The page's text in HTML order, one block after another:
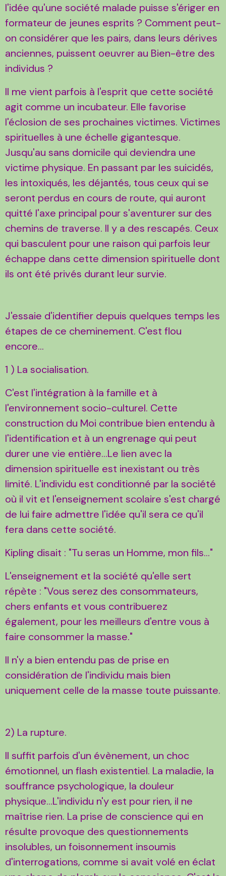
l'idée qu'une société malade puisse s'ériger en
formateur de jeunes esprits ? Comment peut-
on considérer que les pairs, dans leurs dérives
anciennes, puissent oeuvrer au Bien-être des
individus ?
Il me vient parfois à l'esprit que cette société
agit comme un incubateur. Elle favorise
l'éclosion de ses prochaines victimes. Victimes
spirituelles à une échelle gigantesque.
Jusqu'au sans domicile qui deviendra une
victime physique. En passant par les suicidés,
les intoxiqués, les déjantés, tous ceux qui se
seront perdus en cours de route, qui auront
quitté l'axe principal pour s'aventurer sur des
chemins de traverse. Il y a des rescapés. Ceux
qui basculent pour une raison qui parfois leur
échappe dans cette dimension spirituelle dont
ils ont été privés durant leur survie.
J'essaie d'identifier depuis quelques temps les
étapes de ce cheminement. C'est flou
encore...
1 ) La socialisation.
C'est l'intégration à la famille et à
l'environnement socio-culturel. Cette
construction du Moi contribue bien entendu à
l'identification et à un engrenage qui peut
durer une vie entière...Le lien avec la
dimension spirituelle est inexistant ou très
limité. L'individu est conditionné par la société
où il vit et l'enseignement scolaire s'est chargé
de lui faire admettre l'idée qu'il sera ce qu'il
fera dans cette société.
Kipling disait : "Tu seras un Homme, mon fils..."
L'enseignement et la société qu'elle sert
répète : "Vous serez des consommateurs,
chers enfants et vous contribuerez
également, pour les meilleurs d'entre vous à
faire consommer la masse."
Il n'y a bien entendu pas de prise en
considération de l'individu mais bien
uniquement celle de la masse toute puissante.
2) La rupture.
Il suffit parfois d'un évènement, un choc
émotionnel, un flash existentiel. La maladie, la
souffrance psychologique, la douleur
physique...L'individu n'y est pour rien, il ne
maîtrise rien. La prise de conscience qui en
résulte provoque des questionnements
insolubles, un foisonnement insoumis
d'interrogations, comme si avait volé en éclat